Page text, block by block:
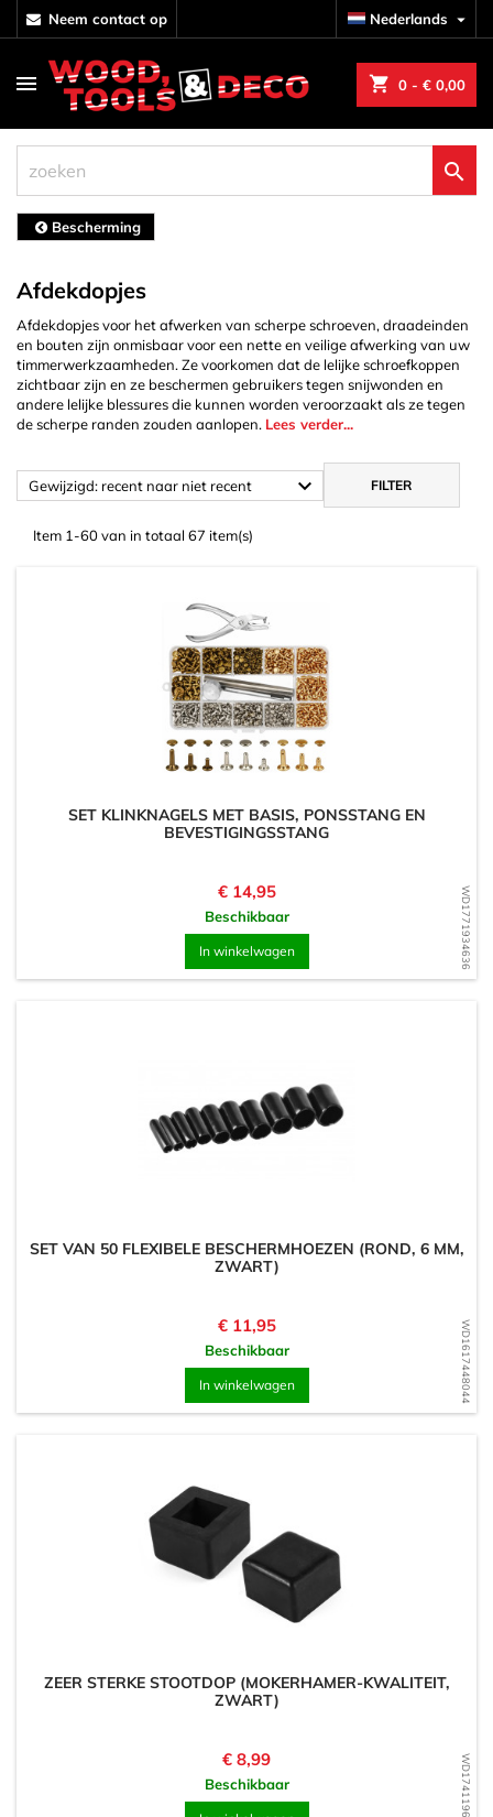
neem contact op Nederlands 
shopping_cart 0 - € 0,00

Bescherming
Afdekdopjes
Afdekdopjes voor het afwerken van scherpe schroeven, draadeinden
en bouten zijn onmisbaar voor een nette en veilige afwerking van uw
timmerwerkzaamheden. Ze voorkomen dat de lelijke schroefkoppen
zichtbaar zijn en ze beschermen gebruikers tegen snijwonden en
andere lelijke blessures die kunnen worden veroorzaakt als ze tegen
de scherpe randen zouden aanlopen. Lees verder...
Gewijzigd: recent naar niet recent  FILTER
Item 1-60 van in totaal 67 item(s)
WD1771934636
SET KLINKNAGELS MET BASIS, PONSSTANG EN
BEVESTIGINGSSTANG
Prijs
€ 14,95
Beschikbaar
In winkelwagen
WD1617448044
SET VAN 50 FLEXIBELE BESCHERMHOEZEN (ROND, 6 MM,
ZWART)
Prijs
€ 11,95
Beschikbaar
In winkelwagen
WD1741196190
ZEER STERKE STOOTDOP (MOKERHAMER-KWALITEIT,
ZWART)
Prijs
€ 8,99
Beschikbaar